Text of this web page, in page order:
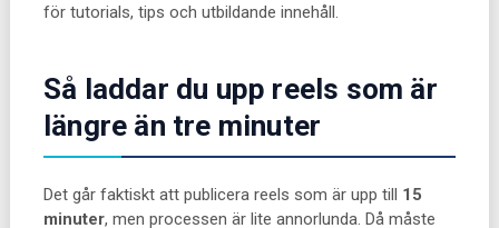
för tutorials, tips och utbildande innehåll.
Så laddar du upp reels som är
längre än tre minuter
Det går faktiskt att publicera reels som är upp till 15
minuter, men processen är lite annorlunda. Då måste